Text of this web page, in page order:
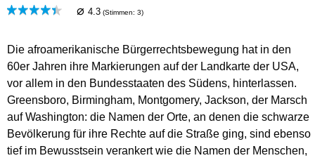
⌀ 4.3 (Stimmen: 3)
Die afroamerikanische Bürgerrechtsbewegung hat in den
60er Jahren ihre Markierungen auf der Landkarte der USA,
vor allem in den Bundesstaaten des Südens, hinterlassen.
Greensboro, Birmingham, Montgomery, Jackson, der Marsch
auf Washington: die Namen der Orte, an denen die schwarze
Bevölkerung für ihre Rechte auf die Straße ging, sind ebenso
tief im Bewusstsein verankert wie die Namen der Menschen,